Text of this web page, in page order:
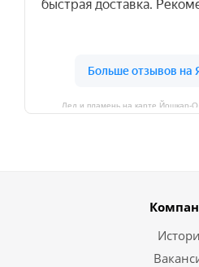
Лед и пламень на карте